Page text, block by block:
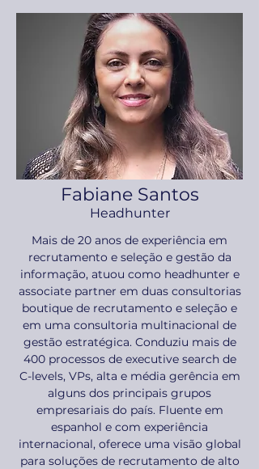
Fabiane Santos
Headhunter
Mais de 20 anos de experiência em
recrutamento e seleção e gestão da
informação, atuou como headhunter e
associate partner em duas consultorias
boutique de recrutamento e seleção e
em uma consultoria multinacional de
gestão estratégica. Conduziu mais de
400 processos de executive search de
C-levels, VPs, alta e média gerência em
alguns dos principais grupos
empresariais do país. Fluente em
espanhol e com experiência
internacional, oferece uma visão global
para soluções de recrutamento de alto